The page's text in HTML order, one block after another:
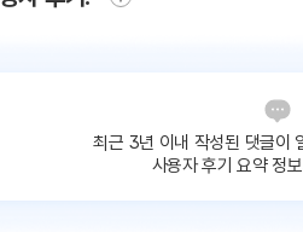
최근 3년 이내 작성된 댓글이
사용자 후기 요약 정